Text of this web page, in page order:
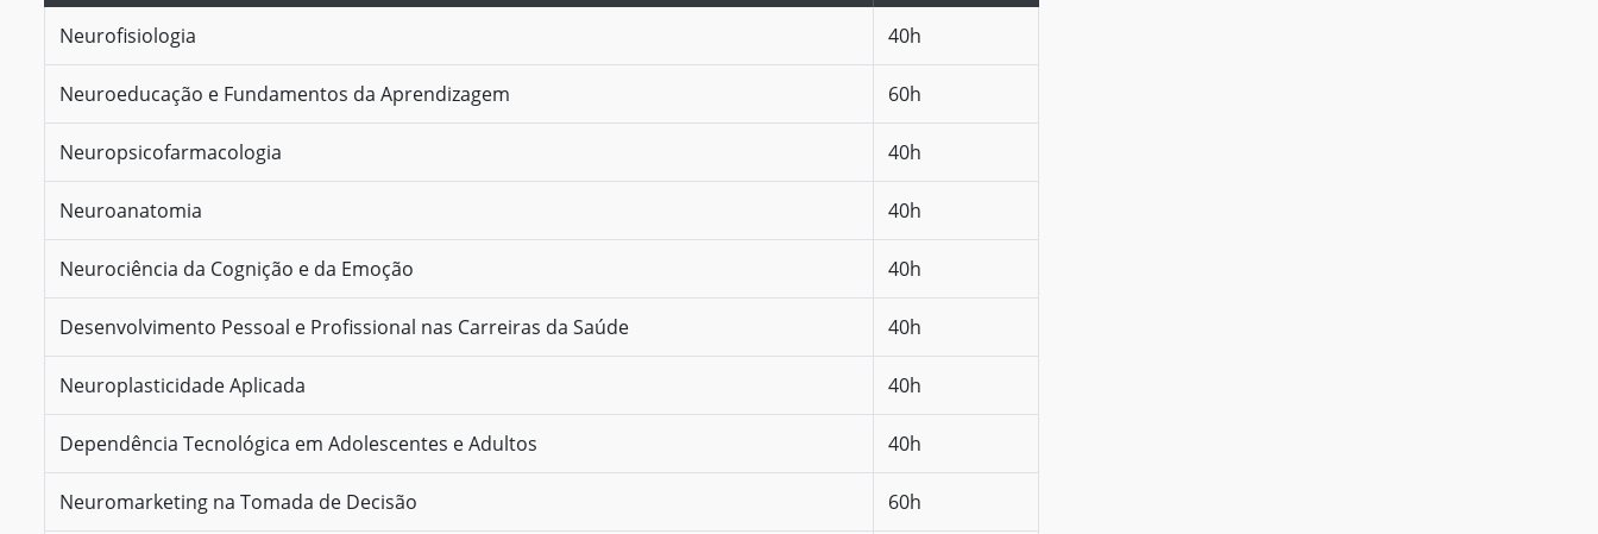
Neurofisiologia 40h
Neuroeducação e Fundamentos da Aprendizagem 60h
Neuropsicofarmacologia 40h
Neuroanatomia 40h
Neurociência da Cognição e da Emoção 40h
Desenvolvimento Pessoal e Profissional nas Carreiras da Saúde 40h
Neuroplasticidade Aplicada 40h
Dependência Tecnológica em Adolescentes e Adultos 40h
Neuromarketing na Tomada de Decisão 60h